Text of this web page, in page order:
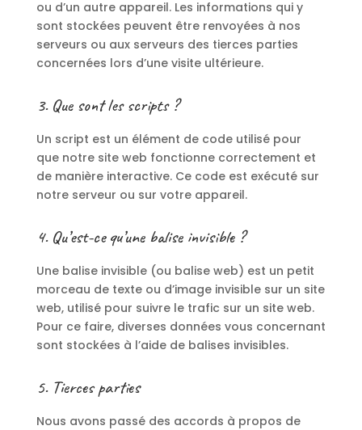
ou d’un autre appareil. Les informations qui y
sont stockées peuvent être renvoyées à nos
serveurs ou aux serveurs des tierces parties
concernées lors d’une visite ultérieure.
3. Que sont les scripts ?
Un script est un élément de code utilisé pour
que notre site web fonctionne correctement et
de manière interactive. Ce code est exécuté sur
notre serveur ou sur votre appareil.
4. Qu’est-ce qu’une balise invisible ?
Une balise invisible (ou balise web) est un petit
morceau de texte ou d’image invisible sur un site
web, utilisé pour suivre le trafic sur un site web.
Pour ce faire, diverses données vous concernant
sont stockées à l’aide de balises invisibles.
5. Tierces parties
Nous avons passé des accords à propos de